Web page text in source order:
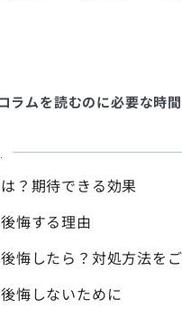
ラムを読むのに必要な時間
？期待できる効果
悔する理由
悔したら？対処方法を
悔しないために